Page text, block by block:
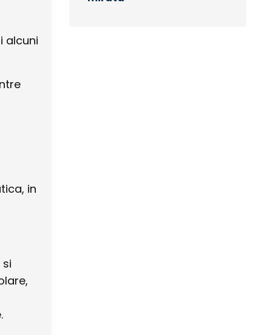
alcuni
in